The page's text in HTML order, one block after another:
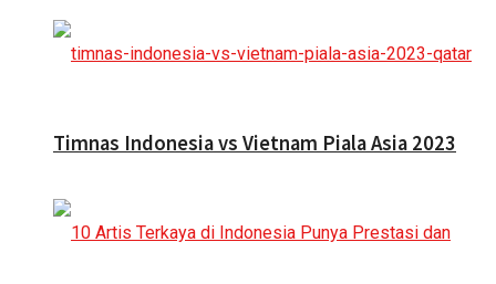
Timnas Indonesia vs Vietnam Piala Asia 2023